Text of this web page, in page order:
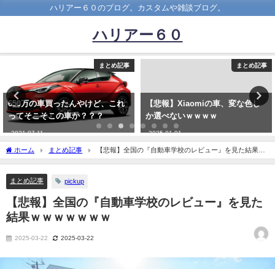
ハリアー６０のブログ。カスタムや雑談ブログ。
ハリアー６０
まとめ記事
650万の車買ったんやけど、これ
ってそこそこの車か？？？
2021-07-11
まとめ記事
【悲報】Xiaomiの車、変な色し
か選べないｗｗｗｗ
2025-01-01
ホーム まとめ記事
【悲報】全国の『自動車学校のレビュー』を見た結果ｗ
ｗｗｗｗｗｗ
まとめ記事 pickup
【悲報】全国の『自動車学校のレビュー』を見た
結果ｗｗｗｗｗｗｗ
2025-03-22 2025-03-22